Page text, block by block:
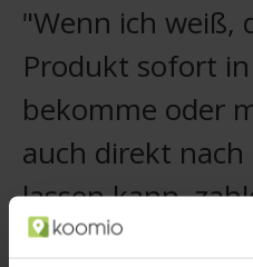
"Wenn ich weiß,
Produkt sofort
bekomme oder
auch direkt
lassen kann,
mehr."